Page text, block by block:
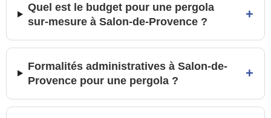
Quel est le budget pour une pergola
sur-mesure à Salon-de-Provence ?
+
Formalités administratives à Salon-de-
Provence pour une pergola ?
+